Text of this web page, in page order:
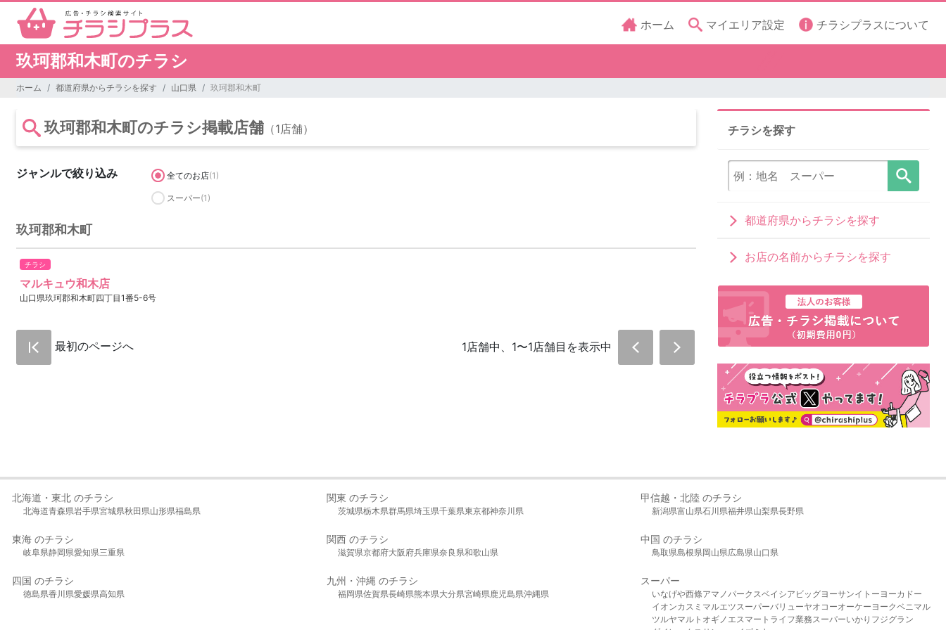
ホーム マイエリア設定 チラシプラスについて
玖珂郡和木町のチラシ
ホーム 都道府県からチラシを探す 山口県 玖珂郡和木町
玖珂郡和木町のチラシ掲載店舗 （1店舗）
ジャンルで絞り込み 全てのお店(1)
スーパー(1)
玖珂郡和木町
チラシ
マルキュウ和木店
山口県玖珂郡和木町四丁目1番5-6号
最初のページへ 1店舗中、1〜1店舗目を表示中
チラシを探す
都道府県からチラシを探す
お店の名前からチラシを探す
北海道・東北 のチラシ
北海道青森県岩手県宮城県秋田県山形県福島県
関東 のチラシ
茨城県栃木県群馬県埼玉県千葉県東京都神奈川県
甲信越・北陸 のチラシ
新潟県富山県石川県福井県山梨県長野県
東海 のチラシ
岐阜県静岡県愛知県三重県
関西 のチラシ
滋賀県京都府大阪府兵庫県奈良県和歌山県
中国 のチラシ
鳥取県島根県岡山県広島県山口県
四国 のチラシ
徳島県香川県愛媛県高知県
九州・沖縄 のチラシ
福岡県佐賀県長崎県熊本県大分県宮崎県 鹿児島県沖縄県
スーパー
いなげや西條アマノパークスベイシア ビッグヨーサンイトーヨーカドー
イオンカスミ マルエツ スーパーバリューヤオコーオーケー ヨークベニマル
ツルヤマルト オギノ エスマート ライフ業務スーパーいかり フジグラン